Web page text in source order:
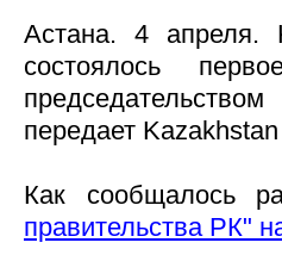
Астана. 4 апреля.
состоялось
передает Kazakhstan
Как сообщалось
правительства РК"